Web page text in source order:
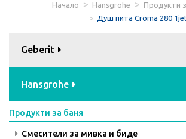
Начало Hansgrohe Продукти
Душ пита Croma 280
Geberit
Hansgrohe
Продукти за баня
Смесители за мивка и биде